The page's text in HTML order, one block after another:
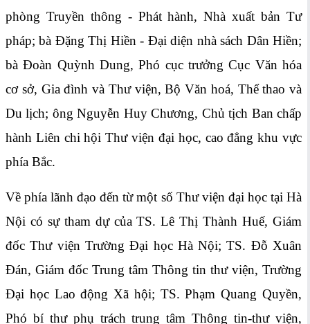
phòng Truyền thông - Phát hành, Nhà xuất bản Tư
pháp; bà Đặng Thị Hiền - Đại diện nhà sách Dân Hiền;
bà Đoàn Quỳnh Dung, Phó cục trưởng Cục Văn hóa
cơ sở, Gia đình và Thư viện, Bộ Văn hoá, Thể thao và
Du lịch; ông Nguyễn Huy Chương, Chủ tịch Ban chấp
hành Liên chi hội Thư viện đại học, cao đẳng khu vực
phía Bắc.
Về phía lãnh đạo đến từ một số Thư viện đại học tại Hà
Nội có sự tham dự của TS. Lê Thị Thành Huế, Giám
đốc Thư viện Trường Đại học Hà Nội; TS. Đỗ Xuân
Đán, Giám đốc Trung tâm Thông tin thư viện, Trường
Đại học Lao động Xã hội; TS. Phạm Quang Quyền,
Phó bí thư phụ trách trung tâm Thông tin-thư viện,